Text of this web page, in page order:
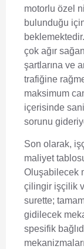
motorlu özel
bulunduğu
çok ağır
şartlarına ve
trafiğine
maksimum
içerisinde
sorunu
Son olarak,
maliyet
Oluşabilecek
çilingir işçilik
surette;
gidilecek
spesifik